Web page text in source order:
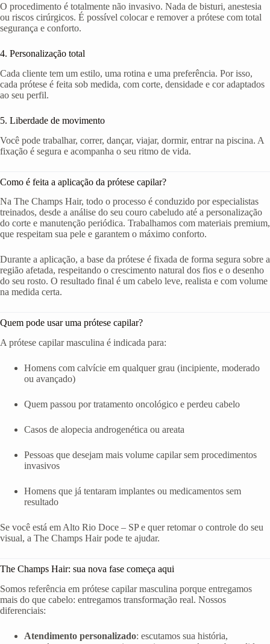
O procedimento é totalmente não invasivo. Nada de bisturi, anestesia
ou riscos cirúrgicos. É possível colocar e remover a prótese com total
segurança e conforto.
4. Personalização total
Cada cliente tem um estilo, uma rotina e uma preferência. Por isso,
cada prótese é feita sob medida, com corte, densidade e cor adaptados
ao seu perfil.
5. Liberdade de movimento
Você pode trabalhar, correr, dançar, viajar, dormir, entrar na piscina. A
fixação é segura e acompanha o seu ritmo de vida.
Como é feita a aplicação da prótese capilar?
Na The Champs Hair, todo o processo é conduzido por especialistas
treinados, desde a análise do seu couro cabeludo até a personalização
do corte e manutenção periódica. Trabalhamos com materiais premium,
que respeitam sua pele e garantem o máximo conforto.
Durante a aplicação, a base da prótese é fixada de forma segura sobre a
região afetada, respeitando o crescimento natural dos fios e o desenho
do seu rosto. O resultado final é um cabelo leve, realista e com volume
na medida certa.
Quem pode usar uma prótese capilar?
A prótese capilar masculina é indicada para:
Homens com calvície em qualquer grau (incipiente, moderado
ou avançado)
Quem passou por tratamento oncológico e perdeu cabelo
Casos de alopecia androgenética ou areata
Pessoas que desejam mais volume capilar sem procedimentos
invasivos
Homens que já tentaram implantes ou medicamentos sem
resultado
Se você está em Alto Rio Doce – SP e quer retomar o controle do seu
visual, a The Champs Hair pode te ajudar.
The Champs Hair: sua nova fase começa aqui
Somos referência em prótese capilar masculina porque entregamos
mais do que cabelo: entregamos transformação real. Nossos
diferenciais:
Atendimento personalizado: escutamos sua história,